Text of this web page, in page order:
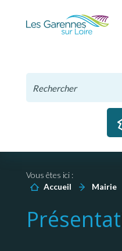
Vous êtes ici :
Accueil
Mairie